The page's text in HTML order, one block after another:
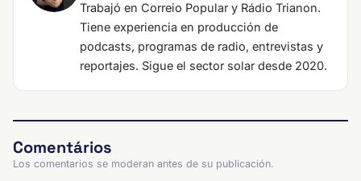
Trabajó en Correio Popular y Rádio Trianon.
Tiene experiencia en producción de
podcasts, programas de radio, entrevistas y
reportajes. Sigue el sector solar desde 2020.
Comentários
Los comentarios se moderan antes de su publicación.